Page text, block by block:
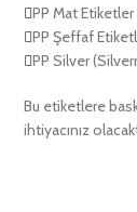
PP Mat Etiketler
PP Şeffaf
PP Silver
Bu etiketlere
ihtiyacınız